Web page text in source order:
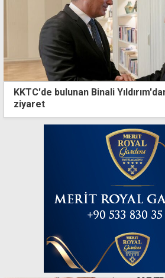
KKTC'de bulunan Binali
ziyaret